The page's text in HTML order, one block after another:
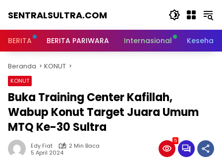
SENTRALSULTRA.COM
BERITA BERITA PARIWARA Internasional
Beranda KONUT
KONUT
Buka Training Center Kafillah,
Wabup Konut Target Juara Umum
MTQ Ke-30 Sultra
Edy Fiat
2 Min Baca
5 April 2024
5